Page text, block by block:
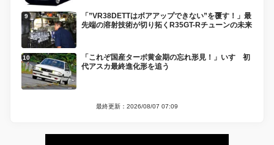
「”VR38DETTはボアアップできない”を覆す！」最
先端の溶射技術が切り拓くR35GT-Rチューンの未来
「これぞ国産ターボ黄金期の忘れ形見！」いすゞ初
代アスカ最終進化形を追う
最終更新：2026/08/07 07:09